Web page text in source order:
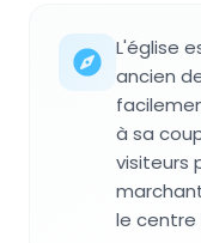
L'église
ancien
à sa
visiteurs
le centre